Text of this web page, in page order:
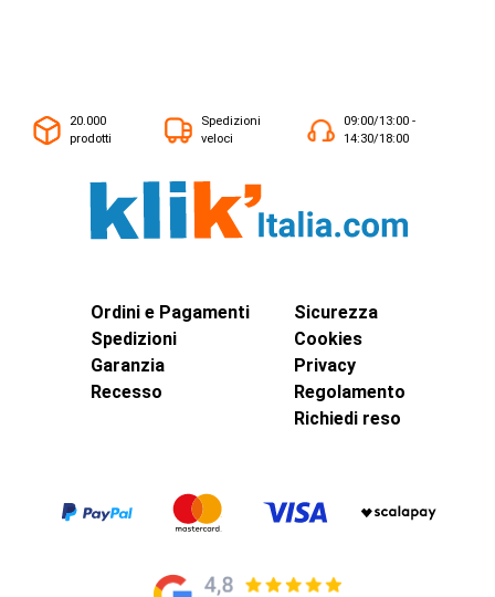
20.000
prodotti
Spedizioni
veloci
09:00/13:00 -
14:30/18:00
Ordini e Pagamenti
Spedizioni
Garanzia
Recesso
Sicurezza
Cookies
Privacy
Regolamento
Richiedi reso